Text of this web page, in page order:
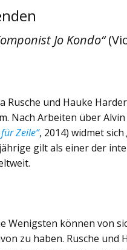
Jo Kondo“
Rusche und Hauke
Nach Arbeiten über Alvin
Zeile“, 2014) widmet sich
gilt als einer der
Wenigsten können von
zu haben. Rusche